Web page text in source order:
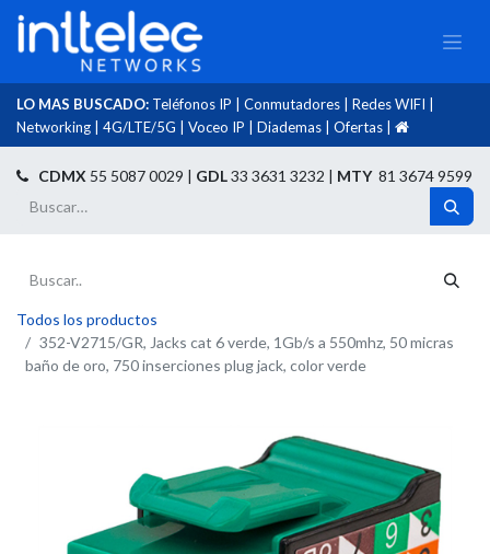
LO MAS BUSCADO: Teléfonos IP Conmutadores Redes WIFI
Networking
4G/LTE/5G Voceo IP Diademas Ofertas
CDMX 55 5087 0029 | GDL33 3631 3232 | MTY81 3674 9599
Todos los productos
352-V2715/GR, Jacks cat 6 verde, 1Gb/s a 550mhz, 50 micras
baño de oro, 750 inserciones plug jack, color verde